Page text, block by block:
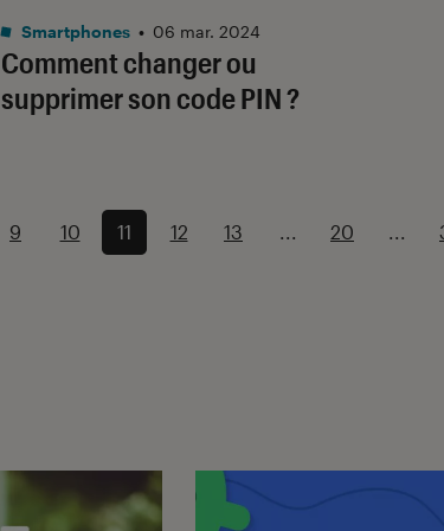
Comment changer ou
supprimer son code PIN ?
Smartphones • 06 mar. 2024
9 10 11 12 13 ... 20 ...